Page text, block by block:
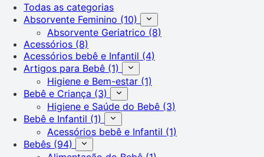
Todas as categorias
Absorvente Feminino (10)
Absorvente Geriatrico (8)
Acessórios (8)
Acessórios bebê e Infantil (4)
Artigos para Bebê (1)
Higiene e Bem-estar (1)
Bebê e Criança (3)
Higiene e Saúde do Bebê (3)
Bebê e Infantil (1)
Acessórios bebê e Infantil (1)
Bebês (94)